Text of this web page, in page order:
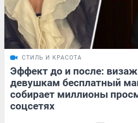
СТИЛЬ И КРАСОТА
Эффект до и после:
девушкам бесплатный
собирает миллионы
соцсетях